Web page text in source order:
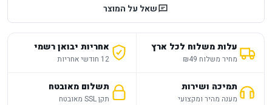
שאל על המוצר
עלות משלוח לכל ארץ
מחיר משלוח ₪49
אחריות יבואן רשמי
12 חודשי אחריות
תמיכה ושירות
מענה מהיר ומקצועי
תשלום מאובטח
תקן SSL מאובטח